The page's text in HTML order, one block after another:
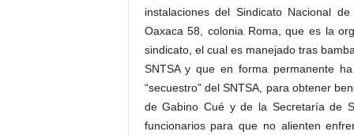
instalaciones del Sindicato Nacional
Oaxaca 58, colonia Roma, que es la
sindicato, el cual es manejado tras
SNTSA y que en forma permanente
“secuestro” del SNTSA, para obtener
de Gabino Cué y de la Secretaría de
funcionarios para que no alienten